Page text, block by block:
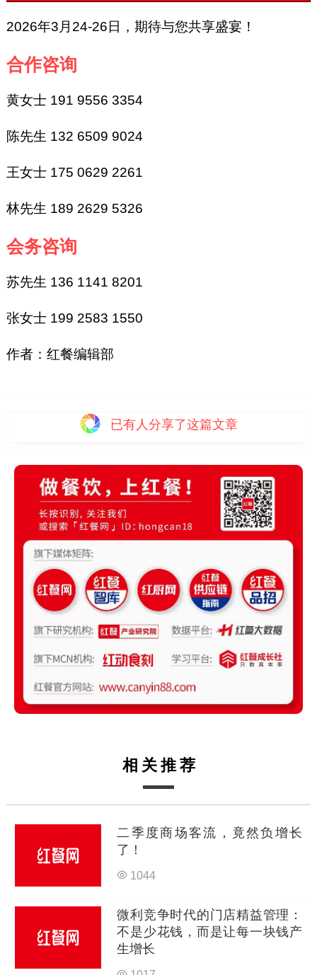
2026年3月24-26日，期待与您共享盛宴！
合作咨询
黄女士 191 9556 3354
陈先生 132 6509 9024
王女士 175 0629 2261
林先生 189 2629 5326
会务咨询
苏先生 136 1141 8201
张女士 199 2583 1550
作者：红餐编辑部
已有人分享了这篇文章
相关推荐
二季度商场客流，竟然负增长
了！
1044
微利竞争时代的门店精益管理：
不是少花钱，而是让每一块钱产
生增长